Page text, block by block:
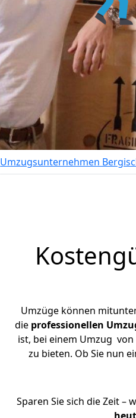
Umzugsunternehmen
Umzüge können
die professionellen
ist, bei einem Umzug
zu bieten. Ob Sie nun
Sparen Sie sich die Zeit –